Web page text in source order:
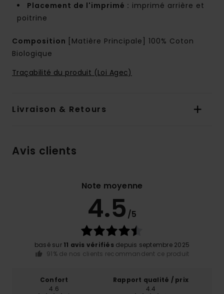
Placement de l'imprimé : imprimé arrière et
poitrine
Composition
[Matière Principale] 100% Coton
Biologique
Traçabilité du produit (Loi Agec)
Livraison & Retours
Avis clients
Note moyenne
4.5 /5
basé sur 11 avis vérifiés depuis septembre 2025
91% de nos clients recommandent ce produit
Confort
4.6
Rapport qualité / prix
4.4